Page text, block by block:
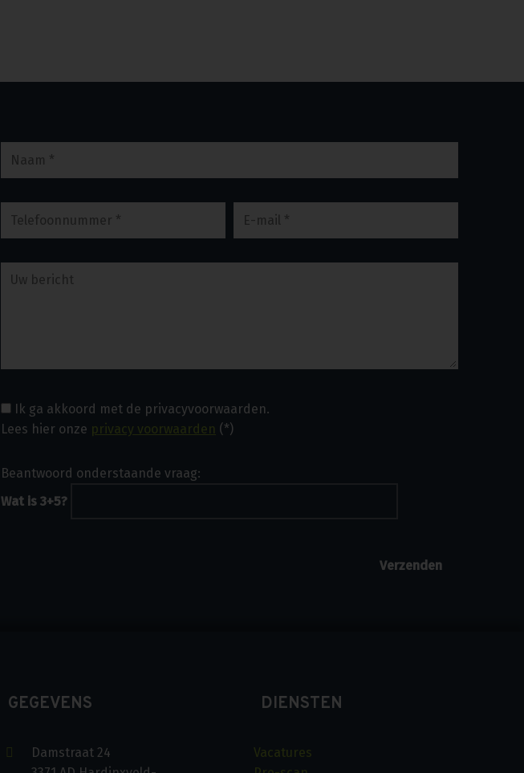
Ik ga akkoord met de privacyvoorwaarden.
Lees hier onze privacy voorwaarden (*)
Beantwoord onderstaande vraag:
Wat is 3+5?
GEGEVENS
Damstraat 24
DIENSTEN
Vacatures